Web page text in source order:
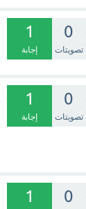
0
تصويتات
1
إجابة
0
تصويتات
1
إجابة
0
1